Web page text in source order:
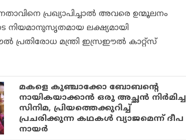
പ്രഖ്യാപിച്ചാല്‍ അവരെ ഉന്മൂലനം
നിയമാനുസൃതമായ ലക്ഷ്യമായി
പ്രതിരോധ മന്ത്രി ഇസ്രഈല്‍ കാറ്റ്‌സ്
മകളെ കുഞ്ചാക്കോ ബോബന്റെ
നായികയാക്കാന്‍ ഒരു അച്ഛന്‍ നിര്‍മിച്ച
സിനിമ, പ്രിയത്തെക്കുറിച്ച്
പ്രചരിക്കുന്ന കഥകള്‍ വ്യാജമെന്ന് ദീപ
നായര്‍